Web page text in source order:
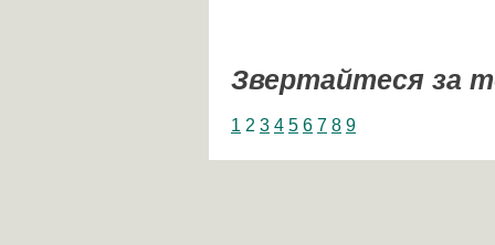
Звертайтеся за
1 2 3 4 5 6 7 8 9